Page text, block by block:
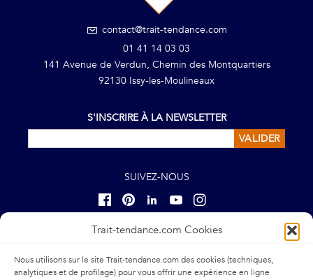
Trait-tendance.com Cookies
Nous utilisons sur le site Trait-tendance.com des cookies (techniques,
analytiques et de profilage) pour vous offrir une expérience en ligne
contact@trait-tendance.com
01 41 14 03 03
141 Avenue de Verdun, Chemin des Montquartiers
92130 Issy-les-Moulineaux
S'INSCRIRE À LA NEWSLETTER
VALIDER
SUIVEZ-NOUS
Notre agence
Référencer vos produits